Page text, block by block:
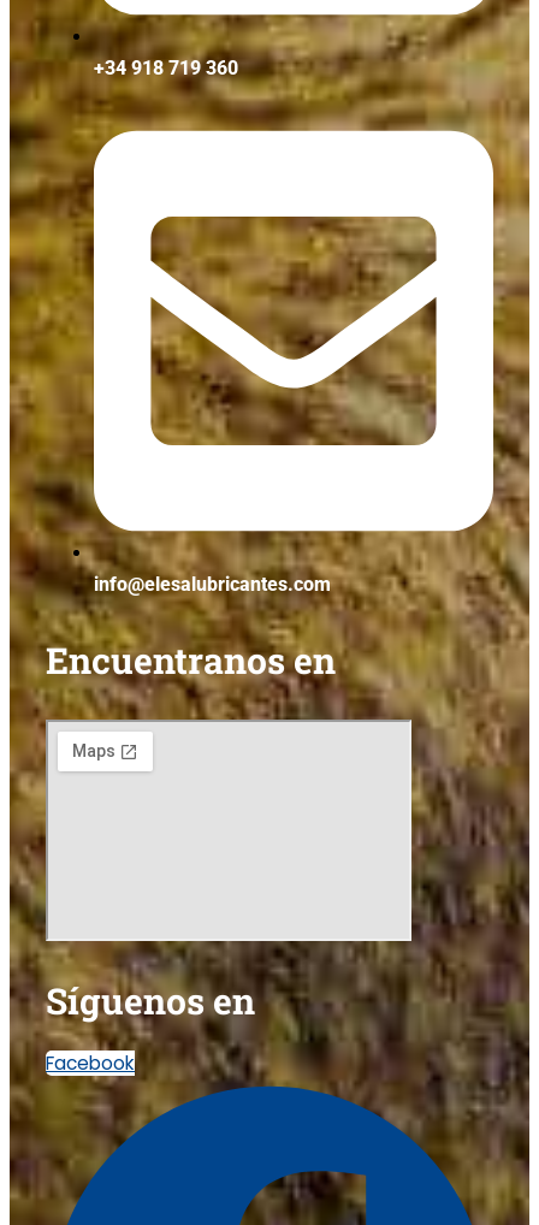
+34 918 719 360
info@elesalubricantes.com
Encuentranos en
Síguenos en
Facebook